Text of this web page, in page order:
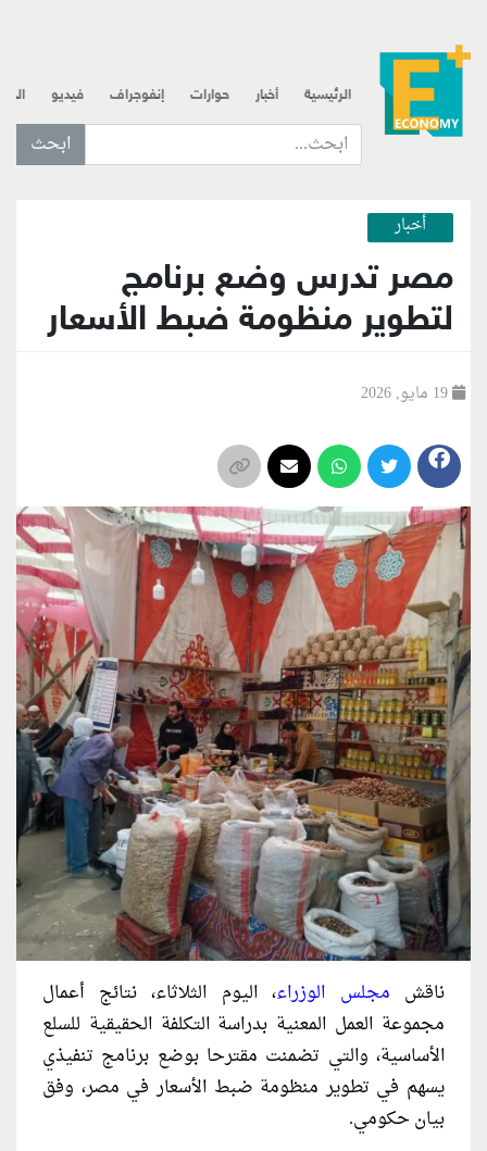
الرئيسية أخبار حوارات إنفوجراف فيديو
ابحث عن... :
أخبار
مصر تدرس وضع برنامج
لتطوير منظومة ضبط الأسعار
ناقش مجلس الوزراء، اليوم الثلاثاء، نتائج أعمال
مجموعة العمل المعنية بدراسة التكلفة الحقيقية للسلع
الأساسية، والتي تضمنت مقترحا بوضع برنامج تنفيذي
يسهم في تطوير منظومة ضبط الأسعار في مصر، وفق
بيان حكومي.